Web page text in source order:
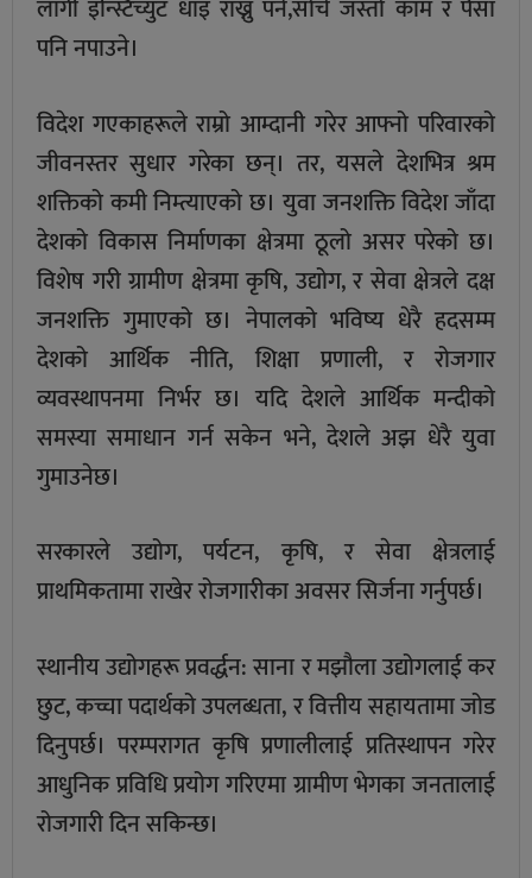
लागी इन्स्टिच्युट धाइ राख्नु पर्ने,सोचे जस्तो काम र पैसा
पनि नपाउने।
विदेश गएकाहरूले राम्रो आम्दानी गरेर आफ्नो परिवारको
जीवनस्तर सुधार गरेका छन्। तर, यसले देशभित्र श्रम
शक्तिको कमी निम्त्याएको छ। युवा जनशक्ति विदेश जाँदा
देशको विकास निर्माणका क्षेत्रमा ठूलो असर परेको छ।
विशेष गरी ग्रामीण क्षेत्रमा कृषि, उद्योग, र सेवा क्षेत्रले दक्ष
जनशक्ति गुमाएको छ। नेपालको भविष्य धेरै हदसम्म
देशको आर्थिक नीति, शिक्षा प्रणाली, र रोजगार
व्यवस्थापनमा निर्भर छ। यदि देशले आर्थिक मन्दीको
समस्या समाधान गर्न सकेन भने, देशले अझ धेरै युवा
गुमाउनेछ।
सरकारले उद्योग, पर्यटन, कृषि, र सेवा क्षेत्रलाई
प्राथमिकतामा राखेर रोजगारीका अवसर सिर्जना गर्नुपर्छ।
स्थानीय उद्योगहरू प्रवर्द्धन: साना र मझौला उद्योगलाई कर
छुट, कच्चा पदार्थको उपलब्धता, र वित्तीय सहायतामा जोड
दिनुपर्छ। परम्परागत कृषि प्रणालीलाई प्रतिस्थापन गरेर
आधुनिक प्रविधि प्रयोग गरिएमा ग्रामीण भेगका जनतालाई
रोजगारी दिन सकिन्छ।